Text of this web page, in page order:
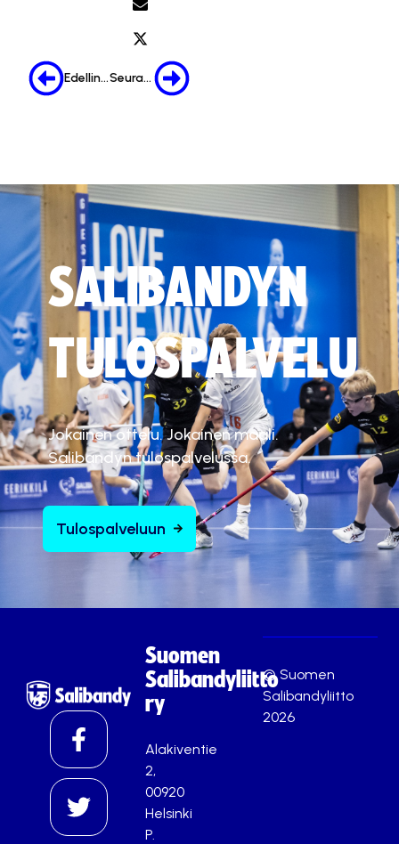
Edellinen Seuraava
SALIBANDYN
TULOSPALVELU
Jokainen ottelu. Jokainen maali.
Salibandyn tulospalvelussa.
Tulospalveluun
Suomen
Salibandyliitto
ry
Alakiventie
2,
00920
Helsinki
P.
© Suomen
Salibandyliitto
2026